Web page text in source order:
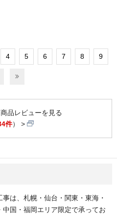
4 5 6 7 8 9
品レビューを見る
件）
事は、札幌・仙台・関東・東海・
中国・福岡エリア限定で承ってお